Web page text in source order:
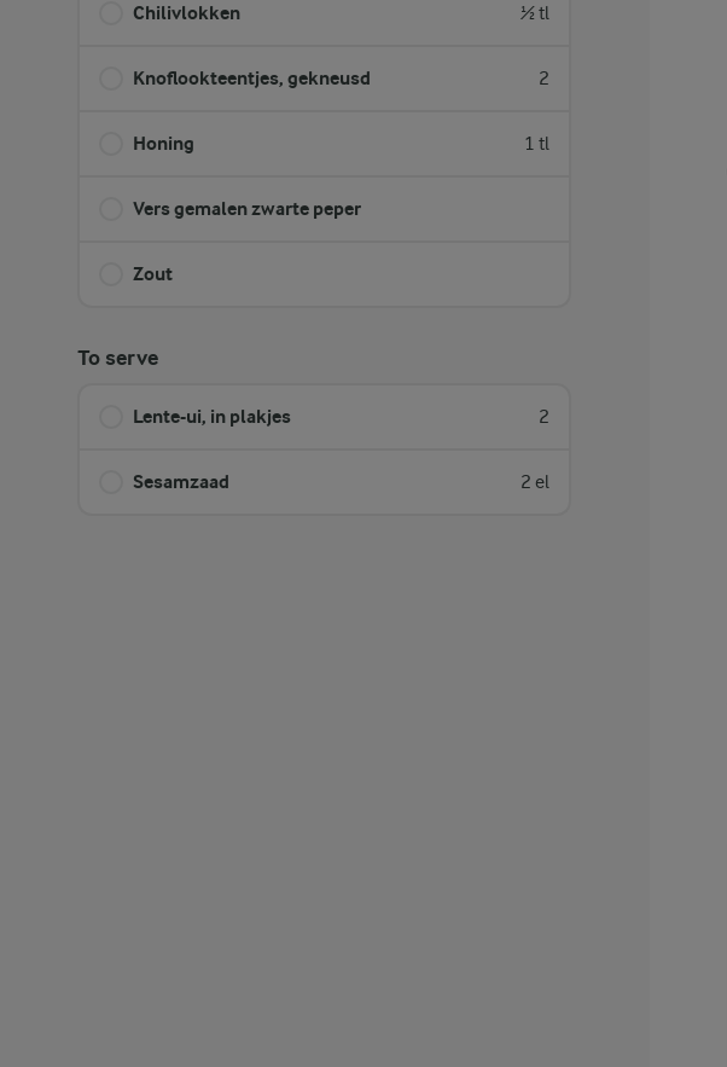
Chilivlokken ½ tl
Knoflookteentjes, gekneusd 2
Honing 1 tl
Vers gemalen zwarte peper
Zout
To serve
Lente-ui, in plakjes 2
Sesamzaad 2 el